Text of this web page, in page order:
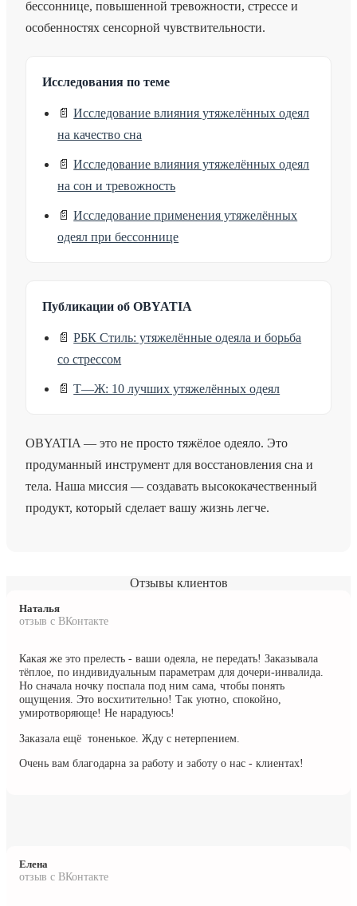
бессоннице, повышенной тревожности, стрессе и
особенностях сенсорной чувствительности.
Исследования по теме
📄Исследование влияния утяжелённых одеял
на качество сна
📄Исследование влияния утяжелённых одеял
на сон и тревожность
📄Исследование применения утяжелённых
одеял при бессоннице
Публикации об OBYATIA
📄РБК Стиль: утяжелённые одеяла и борьба
со стрессом
📄Т—Ж: 10 лучших утяжелённых одеял
OBYATIA — это не просто тяжёлое одеяло. Это
продуманный инструмент для восстановления сна и
тела. Наша миссия — создавать высококачественный
продукт, который сделает вашу жизнь легче.
Отзывы клиентов
Наталья
отзыв с ВКонтакте
Какая же это прелесть - ваши одеяла, не передать! Заказывала
тёплое, по индивидуальным параметрам для дочери-инвалида.
Но сначала ночку поспала под ним сама, чтобы понять
ощущения. Это восхитительно! Так уютно, спокойно,
умиротворяюще! Не нарадуюсь!
Заказала ещё тоненькое. Жду с нетерпением.
Очень вам благодарна за работу и заботу о нас - клиентах!
Елена
отзыв с ВКонтакте